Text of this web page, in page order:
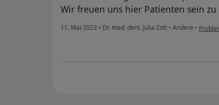
Wir freuen uns hier Patienten sein
11. Mai 2023 • Dr. med. dent. Julia Zott • Andere •